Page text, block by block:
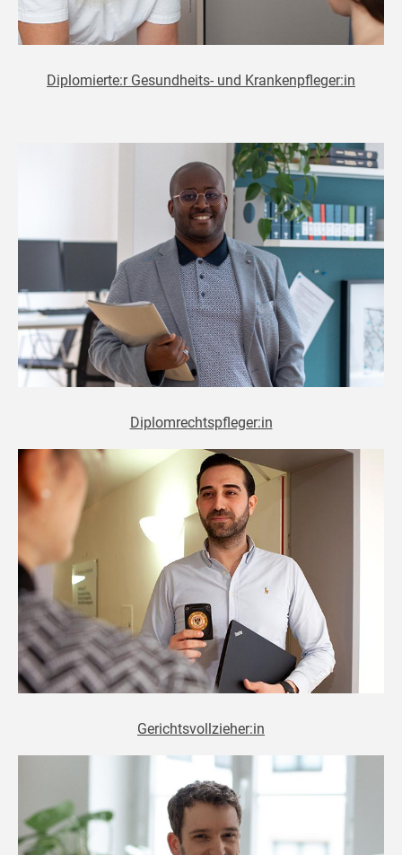
Diplomierte:r Gesundheits- und Krankenpfleger:in
Diplomrechtspfleger:in
Gerichtsvollzieher:in